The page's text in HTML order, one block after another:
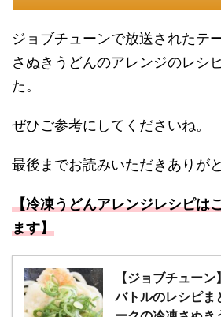
ジョブチューンで放送されたテ
さぬきうどんのアレンジのレシ
た。
ぜひご参考にしてくださいね。
最後までお読みいただきありが
【冷凍うどんアレンジレシピは
ます】
【ジョブチュー
バトルのレシピま